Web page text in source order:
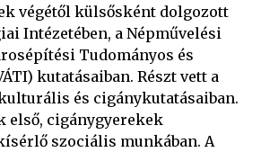
végétől külsősként dolgozott
Intézetében, a Népművelési
Tudományos és
kutatásaiban. Részt vett a
és cigánykutatásaiban.
első, cigánygyerekek
szociális munkában. A